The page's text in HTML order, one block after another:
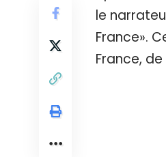
le
France».
France,